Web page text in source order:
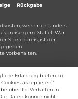
Rückgabe
, wenn nicht anders
gem. Staffel. War
Streichpreis, ist der
vorbehalten.
Erfahrung bieten zu
Cookies akzeptieren]“
über Ihr Verhalten in
Daten können nicht